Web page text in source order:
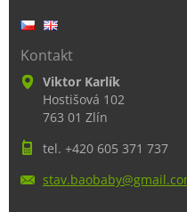
Kontakt
Viktor Karlík
Hostišová 102
763 01 Zlín
tel. +420 605 371 737
stav.baobaby@gma